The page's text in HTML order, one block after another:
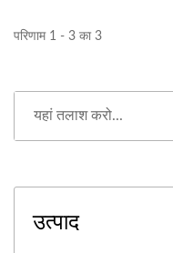
परिणाम 1 - 3 का 3
उत्पाद